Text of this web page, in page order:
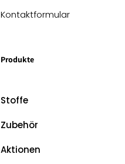
Kontaktformular
Produkte
Stoffe
Zubehör
Aktionen